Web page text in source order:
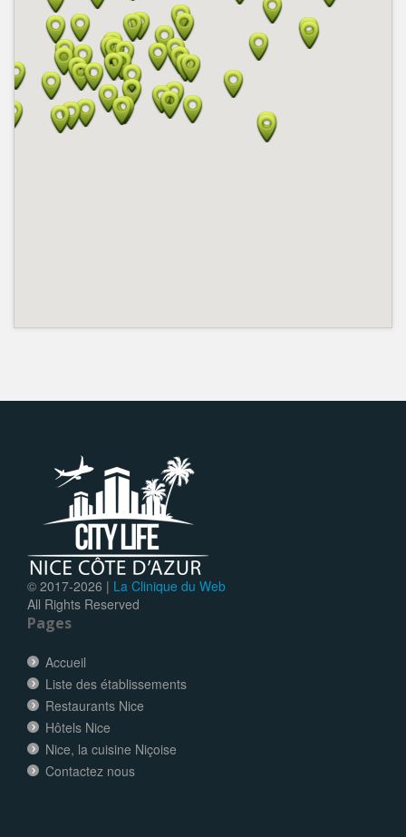
© 2017-2026 | La Clinique du Web
All Rights Reserved
Pages
Accueil
Liste des établissements
Restaurants Nice
Hôtels Nice
Nice, la cuisine Niçoise
Contactez nous